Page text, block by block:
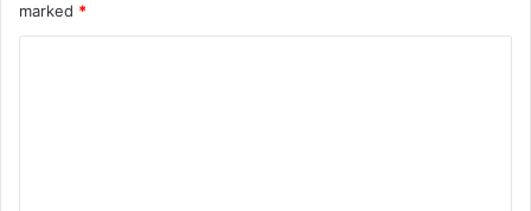
marked *